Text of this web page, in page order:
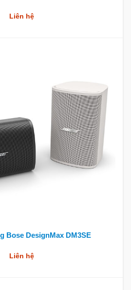
Liên hệ
Bose DesignMax DM3SE
Liên hệ